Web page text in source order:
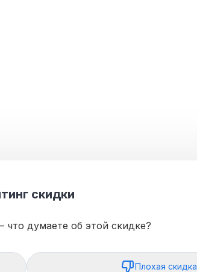
скидки
думаете об этой скидке?
Плохая скидка